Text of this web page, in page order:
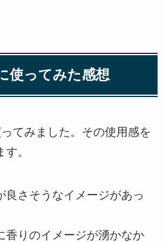
使ってみた感想
てみました。その使用感を
。
さそうなイメージがあっ
りのイメージが湧かなか